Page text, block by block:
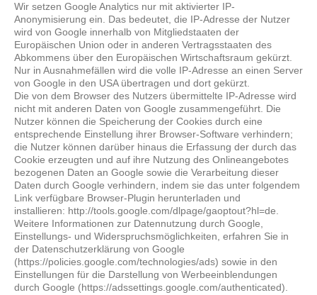
Wir setzen Google Analytics nur mit aktivierter IP-
Anonymisierung ein. Das bedeutet, die IP-Adresse der Nutzer
wird von Google innerhalb von Mitgliedstaaten der
Europäischen Union oder in anderen Vertragsstaaten des
Abkommens über den Europäischen Wirtschaftsraum gekürzt.
Nur in Ausnahmefällen wird die volle IP-Adresse an einen Server
von Google in den USA übertragen und dort gekürzt.
Die von dem Browser des Nutzers übermittelte IP-Adresse wird
nicht mit anderen Daten von Google zusammengeführt. Die
Nutzer können die Speicherung der Cookies durch eine
entsprechende Einstellung ihrer Browser-Software verhindern;
die Nutzer können darüber hinaus die Erfassung der durch das
Cookie erzeugten und auf ihre Nutzung des Onlineangebotes
bezogenen Daten an Google sowie die Verarbeitung dieser
Daten durch Google verhindern, indem sie das unter folgendem
Link verfügbare Browser-Plugin herunterladen und
installieren: http://tools.google.com/dlpage/gaoptout?hl=de.
Weitere Informationen zur Datennutzung durch Google,
Einstellungs- und Widerspruchsmöglichkeiten, erfahren Sie in
der Datenschutzerklärung von Google
(https://policies.google.com/technologies/ads) sowie in den
Einstellungen für die Darstellung von Werbeeinblendungen
durch Google (https://adssettings.google.com/authenticated).